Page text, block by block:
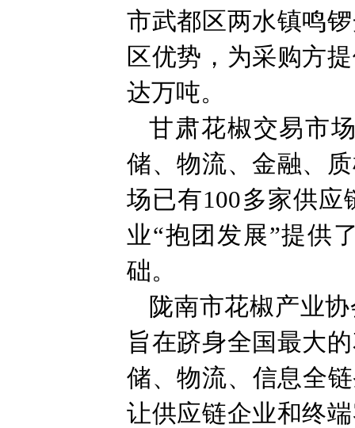
市武都区两水镇鸣
区优势，为采购方
达万吨。
甘肃花椒交易市
储、物流、金融、
场已有100多家供
业“抱团发展”提供
础。
陇南市花椒产业
旨在跻身全国最大
储、物流、信息全
让供应链企业和终